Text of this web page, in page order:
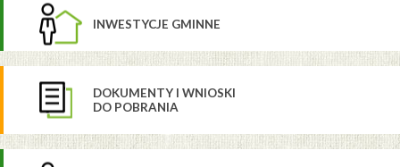
INWESTYCJE GMINNE
DOKUMENTY I WNIOSKI
DO POBRANIA